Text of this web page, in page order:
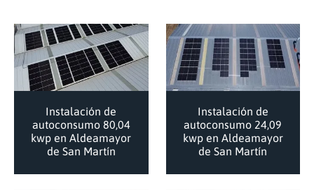
Instalación de
autoconsumo 80,04
kwp en Aldeamayor
de San Martín
Instalación de
autoconsumo 24,09
kwp en Aldeamayor
de San Martín